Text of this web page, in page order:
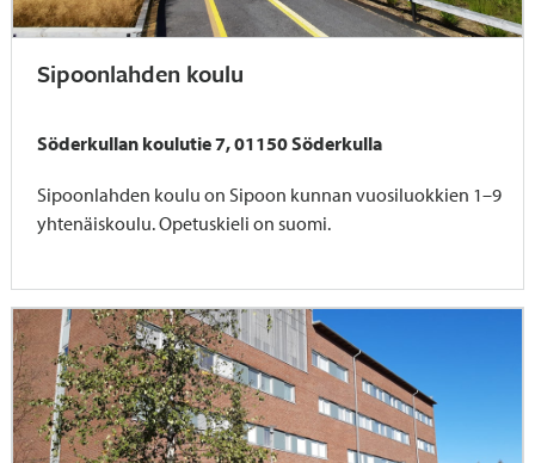
Sipoonlahden koulu
Söderkullan koulutie 7, 01150 Söderkulla
Sipoonlahden koulu on Sipoon kunnan vuosiluokkien 1–9
yhtenäiskoulu. Opetuskieli on suomi.